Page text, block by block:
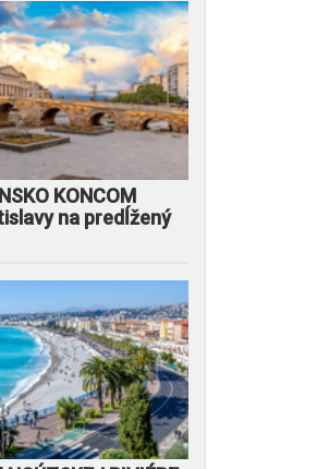
KONCOM
na predĺžený